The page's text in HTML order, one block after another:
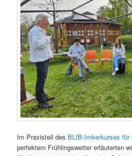
Im Praxisteil des BLIB-Imkerkurses für
perfektem Frühlingswetter erläuterten